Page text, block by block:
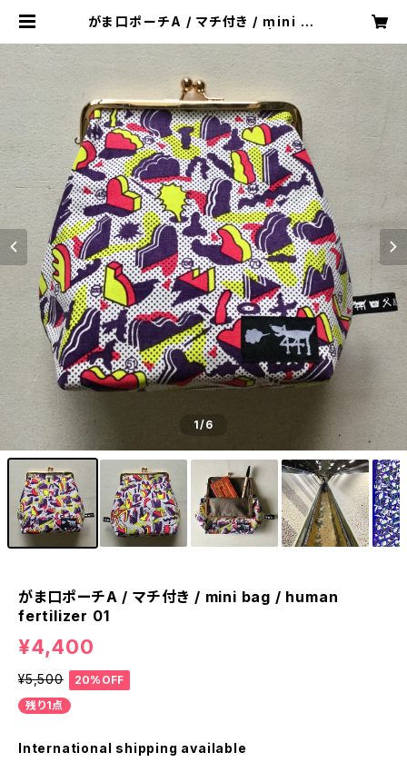
がま口ポーチA / マチ付き / mini ba
HOP
1/6
がま口ポーチA / マチ付き / mini bag / human
fertilizer 01
¥4,400
¥5,500
20%OFF
残り1点
International shipping available